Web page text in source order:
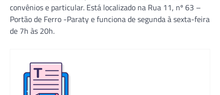
convênios e particular. Está localizado na Rua 11, nº 63 –
Portão de Ferro -Paraty e funciona de segunda à sexta-feira
de 7h às 20h.